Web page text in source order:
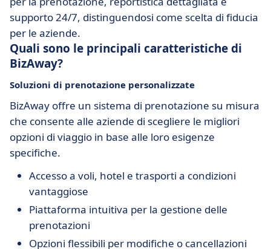
supporto 24/7, distinguendosi come scelta di fiducia
per le aziende.
Quali sono le principali caratteristiche di
BizAway?
Soluzioni di prenotazione personalizzate
BizAway offre un sistema di prenotazione su misura
che consente alle aziende di scegliere le migliori
opzioni di viaggio in base alle loro esigenze
specifiche.
Accesso a voli, hotel e trasporti a condizioni
vantaggiose
Piattaforma intuitiva per la gestione delle
prenotazioni
Opzioni flessibili per modifiche o cancellazioni